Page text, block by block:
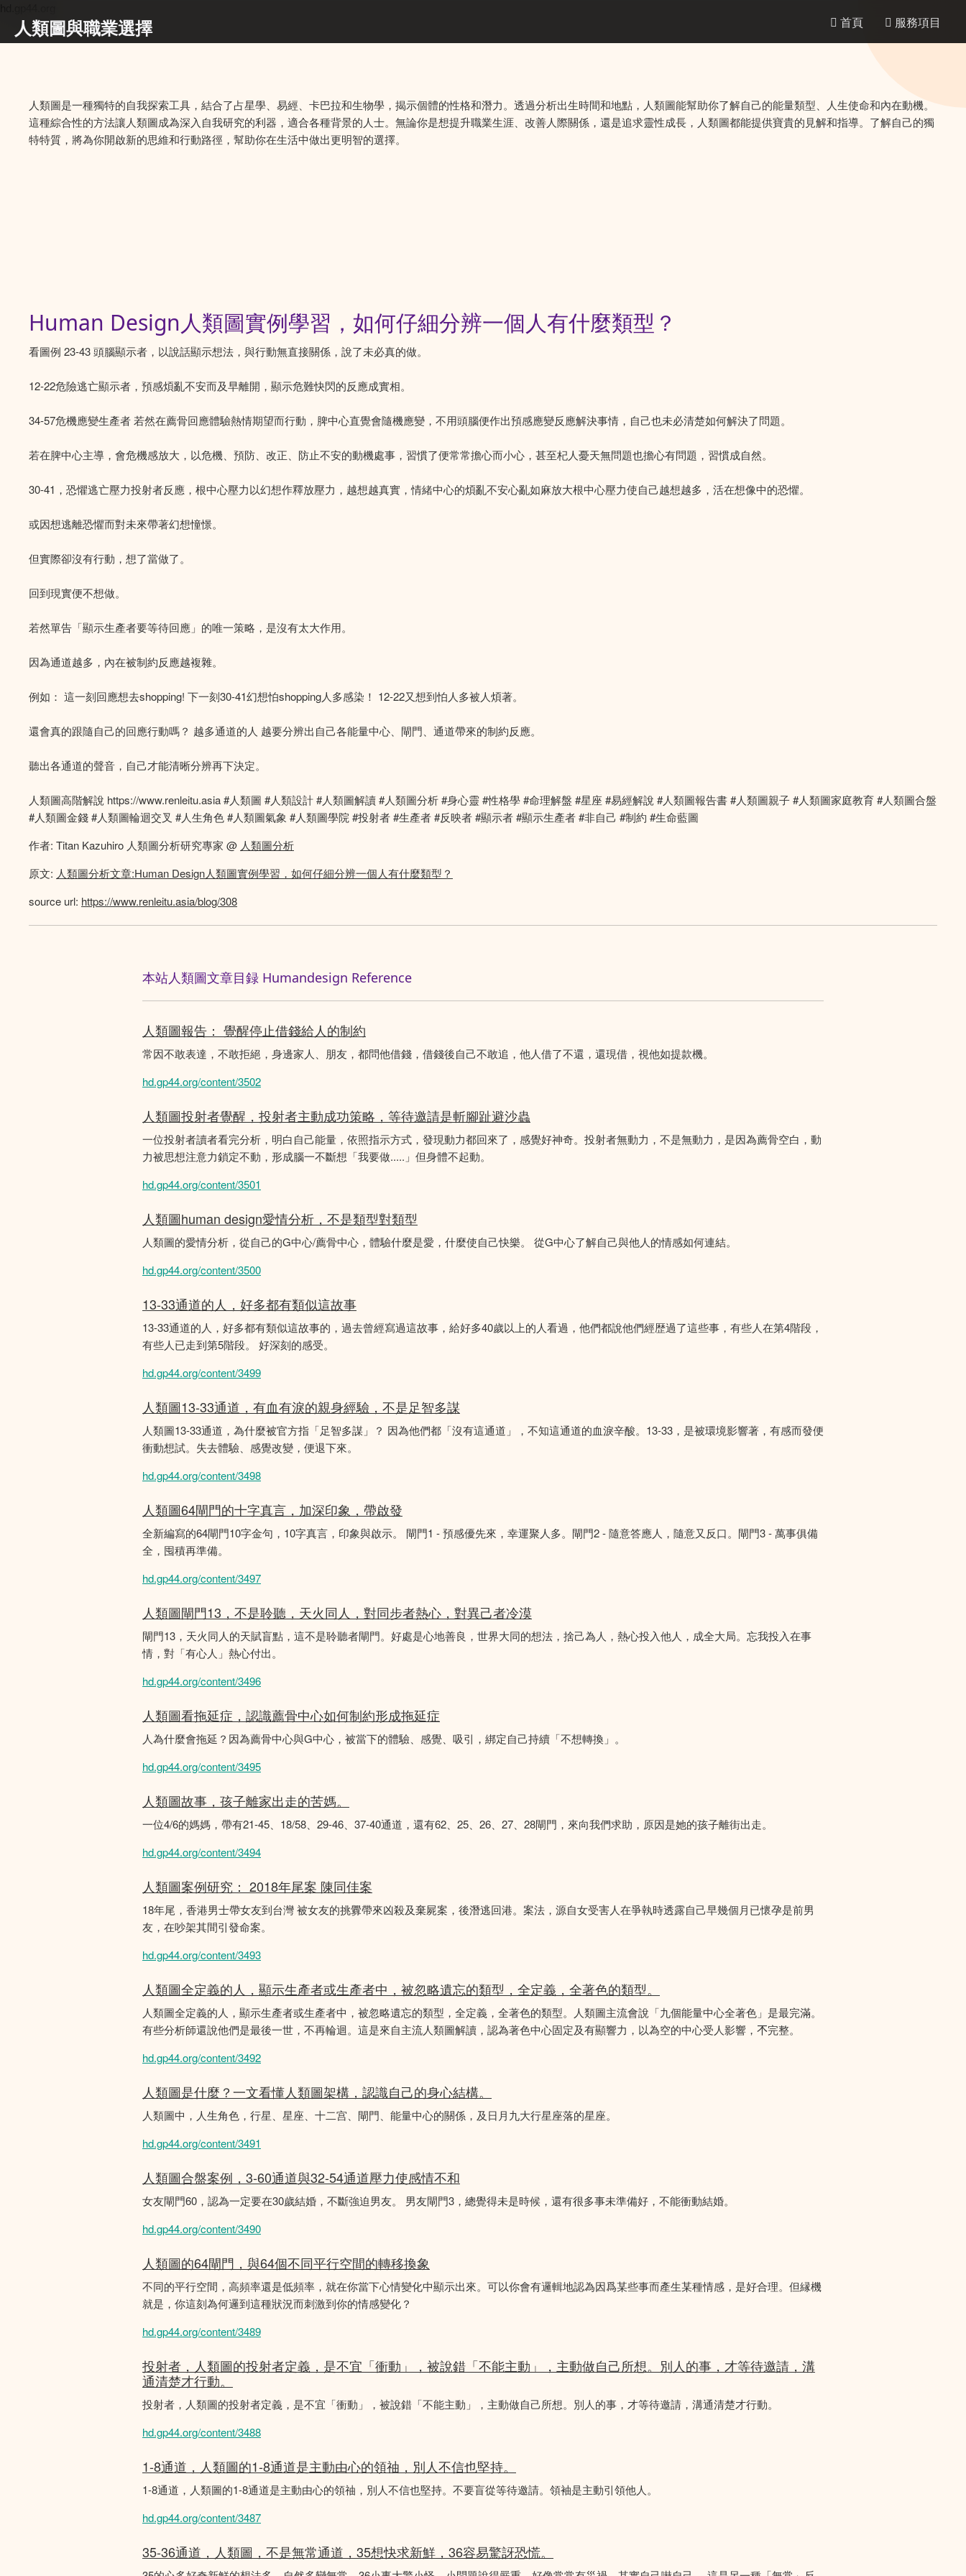
人類圖與職業選擇 首頁 服務項目
人類圖是一種獨特的自我探索工具，結合了占星學、易經、卡巴拉和生物學，揭示個體的性格和潛力。透過分析出生時間和地點，人類圖能幫助你了解自己的能量類型、人生使命和內在動機。
這種綜合性的方法讓人類圖成為深入自我研究的利器，適合各種背景的人士。無論你是想提升職業生涯、改善人際關係，還是追求靈性成長，人類圖都能提供寶貴的見解和指導。了解自己的獨
特特質，將為你開啟新的思維和行動路徑，幫助你在生活中做出更明智的選擇。
Human Design人類圖實例學習，如何仔細分辨一個人有什麼類型？
看圖例 23-43 頭腦顯示者，以說話顯示想法，與行動無直接關係，說了未必真的做。
12-22危險逃亡顯示者，預感煩亂不安而及早離開，顯示危難快閃的反應成實相。
34-57危機應變生產者 若然在薦骨回應體驗熱情期望而行動，脾中心直覺會隨機應變，不用頭腦便作出預感應變反應解決事情，自己也未必清楚如何解決了問題。
若在脾中心主導，會危機感放大，以危機、預防、改正、防止不安的動機處事，習慣了便常常擔心而小心，甚至杞人憂天無問題也擔心有問題，習慣成自然。
30-41，恐懼逃亡壓力投射者反應，根中心壓力以幻想作釋放壓力，越想越真實，情緒中心的煩亂不安心亂如麻放大根中心壓力使自己越想越多，活在想像中的恐懼。
或因想逃離恐懼而對未來帶著幻想憧憬。
但實際卻沒有行動，想了當做了。
回到現實便不想做。
若然單告「顯示生產者要等待回應」的唯一策略，是沒有太大作用。
因為通道越多，內在被制約反應越複雜。
例如： 這一刻回應想去shopping! 下一刻30-41幻想怕shopping人多感染！ 12-22又想到怕人多被人煩著。
還會真的跟隨自己的回應行動嗎？ 越多通道的人 越要分辨出自己各能量中心、閘門、通道帶來的制約反應。
聽出各通道的聲音，自己才能清晰分辨再下決定。
人類圖高階解說 https://www.renleitu.asia #人類圖 #人類設計 #人類圖解讀 #人類圖分析 #身心靈 #性格學 #命理解盤 #星座 #易經解說 #人類圖報告書 #人類圖親子 #人類圖家庭教育 #人類圖合盤
#人類圖金錢 #人類圖輪迴交叉 #人生角色 #人類圖氣象 #人類圖學院 #投射者 #生產者 #反映者 #顯示者 #顯示生產者 #非自己 #制約 #生命藍圖
作者: Titan Kazuhiro 人類圖分析研究專家 @ 人類圖分析
原文: 人類圖分析文章:Human Design人類圖實例學習，如何仔細分辨一個人有什麼類型？
source url: https://www.renleitu.asia/blog/308
本站人類圖文章目録 Humandesign Reference
人類圖報告： 覺醒停止借錢給人的制約
常因不敢表達，不敢拒絕，身邊家人、朋友，都問他借錢，借錢後自己不敢追，他人借了不還，還現借，視他如提款機。
hd.gp44.org/content/3502
人類圖投射者覺醒，投射者主動成功策略，等待邀請是斬腳趾避沙蟲
一位投射者讀者看完分析，明白自己能量，依照指示方式，發現動力都回來了，感覺好神奇。投射者無動力，不是無動力，是因為薦骨空白，動
力被思想注意力鎖定不動，形成腦一不斷想「我要做.....」但身體不起動。
hd.gp44.org/content/3501
人類圖human design愛情分析，不是類型對類型
人類圖的愛情分析，從自己的G中心/薦骨中心，體驗什麼是愛，什麼使自己快樂。 從G中心了解自己與他人的情感如何連結。
hd.gp44.org/content/3500
13-33通道的人，好多都有類似這故事
13-33通道的人，好多都有類似這故事的，過去曾經寫過這故事，給好多40歲以上的人看過，他們都說他們經歴過了這些事，有些人在第4階段，
有些人已走到第5階段。 好深刻的感受。
hd.gp44.org/content/3499
人類圖13-33通道，有血有淚的親身經驗，不是足智多謀
人類圖13-33通道，為什麼被官方指「足智多謀」？ 因為他們都「沒有這通道」，不知這通道的血淚辛酸。13-33，是被環境影響著，有感而發便
衝動想試。失去體驗、感覺改變，便退下來。
hd.gp44.org/content/3498
人類圖64閘門的十字真言，加深印象，帶啟發
全新編寫的64閘門10字金句，10字真言，印象與啟示。 閘門1 - 預感優先來，幸運聚人多。閘門2 - 隨意答應人，隨意又反口。閘門3 - 萬事俱備
全，囤積再準備。
hd.gp44.org/content/3497
人類圖閘門13，不是聆聽，天火同人，對同步者熱心，對異己者冷漠
閘門13，天火同人的天賦盲點，這不是聆聽者閘門。好處是心地善良，世界大同的想法，捨己為人，熱心投入他人，成全大局。忘我投入在事
情，對「有心人」熱心付出。
hd.gp44.org/content/3496
人類圖看拖延症，認識薦骨中心如何制約形成拖延症
人為什麼會拖延？因為薦骨中心與G中心，被當下的體驗、感覺、吸引，綁定自己持續「不想轉換」。
hd.gp44.org/content/3495
人類圖故事，孩子離家出走的苦媽。
一位4/6的媽媽，帶有21-45、18/58、29-46、37-40通道，還有62、25、26、27、28閘門，來向我們求助，原因是她的孩子離街出走。
hd.gp44.org/content/3494
人類圖案例研究： 2018年尾案 陳同佳案
18年尾，香港男士帶女友到台灣 被女友的挑釁帶來凶殺及棄屍案，後潛逃回港。案法，源自女受害人在爭執時透露自己早幾個月已懷孕是前男
友，在吵架其間引發命案。
hd.gp44.org/content/3493
人類圖全定義的人，顯示生產者或生產者中，被忽略遺忘的類型，全定義，全著色的類型。
人類圖全定義的人，顯示生產者或生產者中，被忽略遺忘的類型，全定義，全著色的類型。人類圖主流會說「九個能量中心全著色」是最完滿。
有些分析師還說他們是最後一世，不再輪迴。這是來自主流人類圖解讀，認為著色中心固定及有顯響力，以為空的中心受人影響，𣎴完整。
hd.gp44.org/content/3492
人類圖是什麼？一文看懂人類圖架構，認識自己的身心結構。
人類圖中，人生角色，行星、星座、十二宫、閘門、能量中心的關係，及日月九大行星座落的星座。
hd.gp44.org/content/3491
人類圖合盤案例，3-60通道與32-54通道壓力使感情不和
女友閘門60，認為一定要在30歲結婚，不斷強迫男友。 男友閘門3，總覺得未是時候，還有很多事未準備好，不能衝動結婚。
hd.gp44.org/content/3490
人類圖的64閘門，與64個不同平行空間的轉移換象
不同的平行空間，高頻率還是低頻率，就在你當下心情變化中顯示出來。可以你會有邏輯地認為因爲某些事而產生某種情感，是好合理。但縁機
就是，你這刻為何邏到這種狀況而刺激到你的情感變化？
hd.gp44.org/content/3489
投射者，人類圖的投射者定義，是不宜「衝動」，被說錯「不能主動」，主動做自己所想。別人的事，才等待邀請，溝
通清楚才行動。
投射者，人類圖的投射者定義，是不宜「衝動」，被說錯「不能主動」，主動做自己所想。別人的事，才等待邀請，溝通清楚才行動。
hd.gp44.org/content/3488
1-8通道，人類圖的1-8通道是主動由心的領䄂，別人不信也堅持。
1-8通道，人類圖的1-8通道是主動由心的領䄂，別人不信也堅持。不要盲從等待邀請。領袖是主動引領他人。
hd.gp44.org/content/3487
35-36通道，人類圖，不是無常通道，35想快求新鮮，36容易驚訝恐慌。